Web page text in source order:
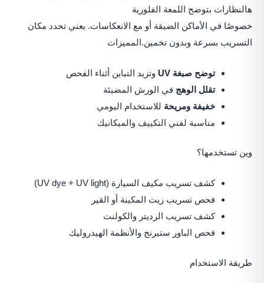
هالنظارات بتوضح اللمعة الفلورية
خصوصًا في الأماكن الضيقة أو مع الانعكاسات. يعني تحدد مكان
التسريب بسرعة وبدون تخمين.المميزات
توضح صبغة UV
وتزيد التباين أثناء الفحص
تقلل الوهج في الورش المضيئة
خفيفة ومريحة للاستخدام اليومي
مناسبة لفني التكييف والميكانيك
وين تستخدمها؟
كشف تسريب مكيف السيارة (UV dye + UV light)
فحص تسريب زيت المكينة أو القير
كشف تسريب الرديتر والكولنت
فحص الباور ستيرنج والأنظمة الهيدروليك
طريقة الاستخدام